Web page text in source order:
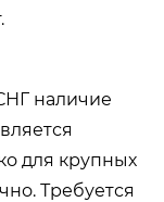
наличие
для крупных
Требуется